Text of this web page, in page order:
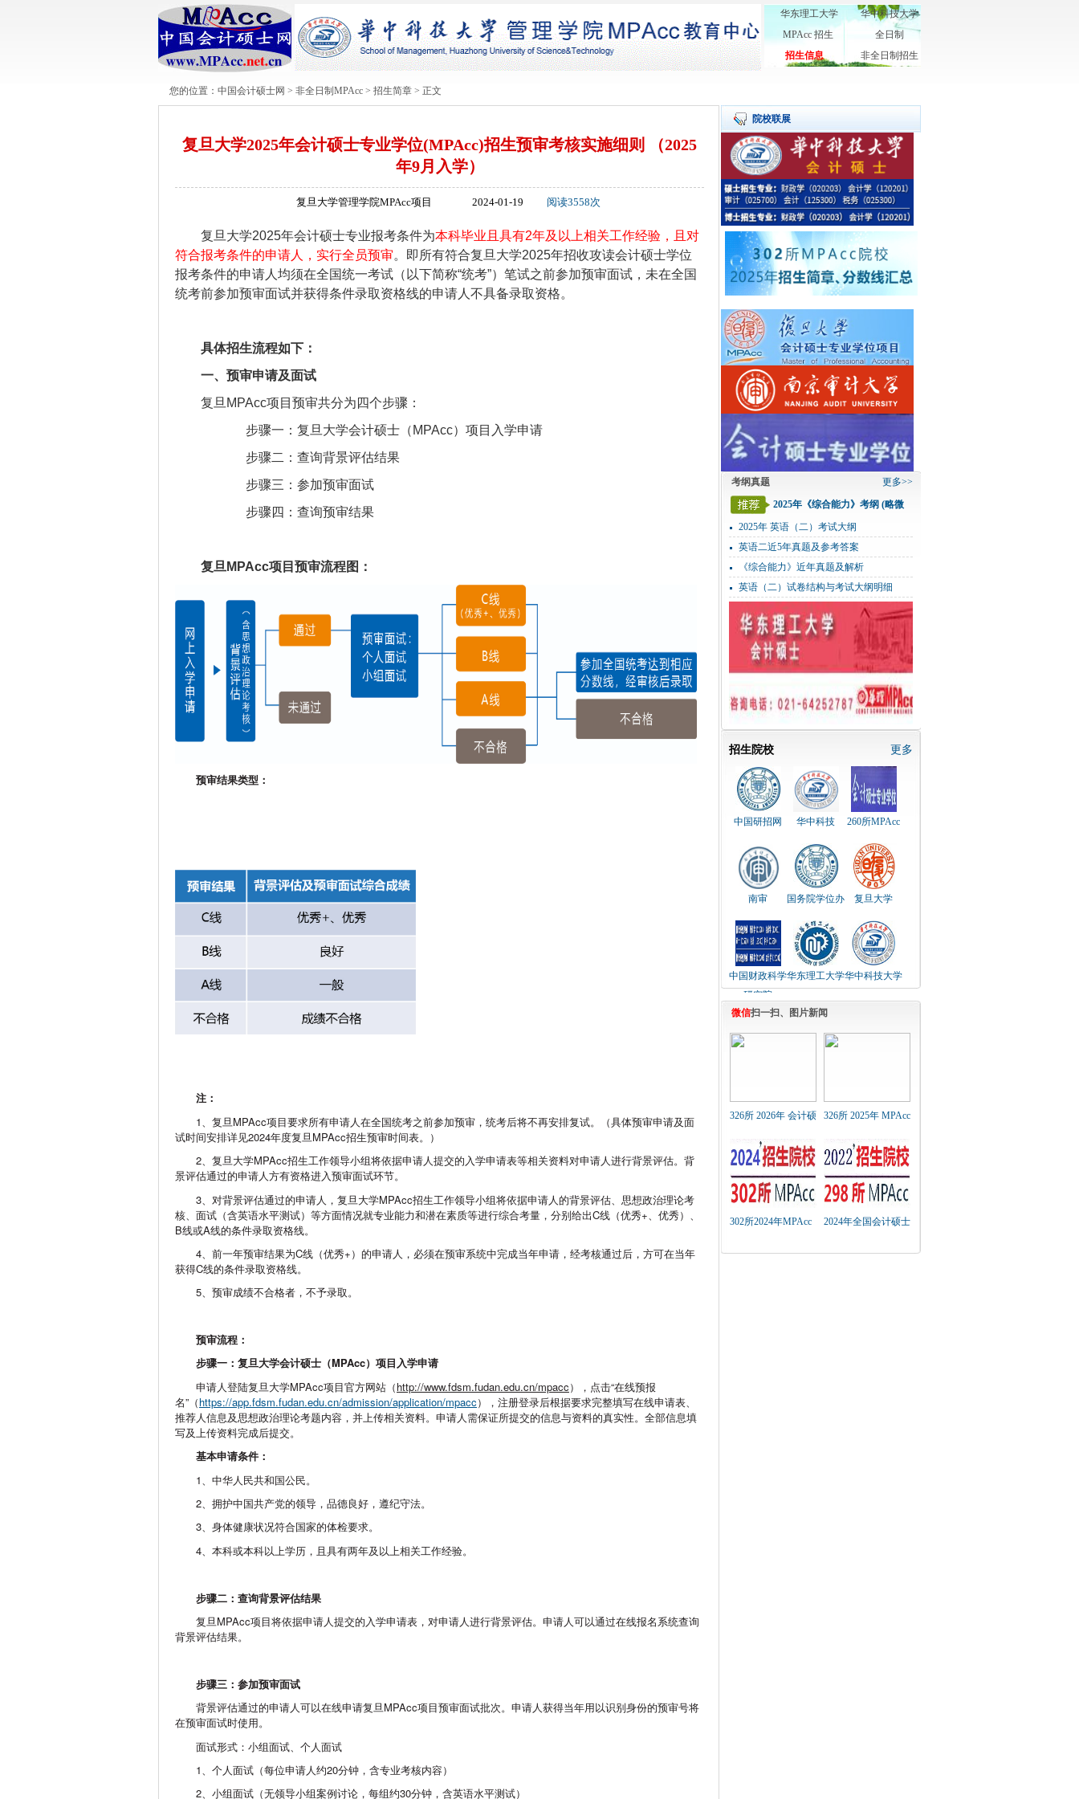
华东理工大学
华中科技大学
MPAcc 招生
全日制
招生信息
非全日制招生
您的位置： 中国会计硕士网 > 非全日制MPAcc > 招生简章 > 正文
复旦大学2025年会计硕士专业学位(MPAcc)招生预审考核实施细则 （2025
年9月入学）
复旦大学管理学院MPAcc项目 2024-01-19 阅读3558次
复旦大学2025年会计硕士专业报考条件为本科毕业且具有2年及以上相关工作经验，且对
符合报考条件的申请人，实行全员预审。即所有符合复旦大学2025年招收攻读会计硕士学位
报考条件的申请人均须在全国统一考试（以下简称“统考”）笔试之前参加预审面试，未在全国
统考前参加预审面试并获得条件录取资格线的申请人不具备录取资格。
具体招生流程如下：
一、预审申请及面试
复旦MPAcc项目预审共分为四个步骤：
步骤一：复旦大学会计硕士（MPAcc）项目入学申请
步骤二：查询背景评估结果
步骤三：参加预审面试
步骤四：查询预审结果
复旦MPAcc项目预审流程图：
预审结果类型：
注：
1、复旦MPAcc项目要求所有申请人在全国统考之前参加预审，统考后将不再安排复试。（具体预审申请及面
试时间安排详见2024年度复旦MPAcc招生预审时间表。）
2、复旦大学MPAcc招生工作领导小组将依据申请人提交的入学申请表等相关资料对申请人进行背景评估。背
景评估通过的申请人方有资格进入预审面试环节。
3、对背景评估通过的申请人，复旦大学MPAcc招生工作领导小组将依据申请人的背景评估、思想政治理论考
核、面试（含英语水平测试）等方面情况就专业能力和潜在素质等进行综合考量，分别给出C线（优秀+、优秀）、
B线或A线的条件录取资格线。
4、前一年预审结果为C线（优秀+）的申请人，必须在预审系统中完成当年申请，经考核通过后，方可在当年
获得C线的条件录取资格线。
5、预审成绩不合格者，不予录取。
预审流程：
步骤一： 复旦大学会计硕士（MPAcc）项目入学申请
申请人登陆复旦大学MPAcc项目官方网站（http://www.fdsm.fudan.edu.cn/mpacc），点击“在线预报
名”（https://app.fdsm.fudan.edu.cn/admission/application/mpacc），注册登录后根据要求完整填写在线申请表、
推荐人信息及思想政治理论考题内容，并上传相关资料。申请人需保证所提交的信息与资料的真实性。全部信息填
写及上传资料完成后提交。
基本申请条件：
1、中华人民共和国公民。
2、拥护中国共产党的领导，品德良好，遵纪守法。
3、身体健康状况符合国家的体检要求。
4、本科或本科以上学历，且具有两年及以上相关工作经验。
步骤二：查询背景评估结果
复旦MPAcc项目将依据申请人提交的入学申请表，对申请人进行背景评估。申请人可以通过在线报名系统查询
背景评估结果。
步骤三：参加预审面试
背景评估通过的申请人可以在线申请复旦MPAcc项目预审面试批次。申请人获得当年用以识别身份的预审号将
在预审面试时使用。
面试形式：小组面试、个人面试
1、个人面试（每位申请人约20分钟，含专业考核内容）
2、小组面试（无领导小组案例讨论，每组约30分钟，含英语水平测试）
院校联展
考纲真题
更多>>
2025年《综合能力》考纲 (略微
变化)
2025年 英语（二）考试大纲
英语二近5年真题及参考答案
《综合能力》近年真题及解析
英语（二）试卷结构与考试大纲明细
更多
招生院校
中国研招网 华中科技 260所MPAcc
南审 国务院学位办 复旦大学
中国财政科学
研究院
华东理工大学华中科技大学
微信扫一扫、图片新闻
326所 2026年 会计硕
章 汇总
326所 2025年 MPAcc
复试分数线汇总
302所2024年MPAcc
2024年全国会计硕士